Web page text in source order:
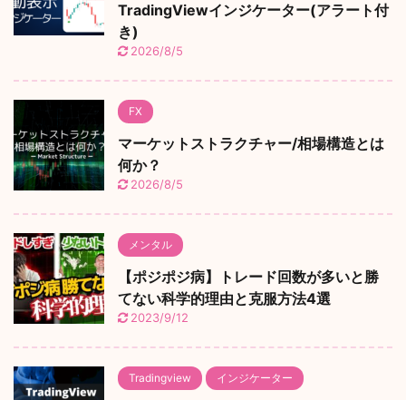
TradingViewインジケーター(アラート付
き)
2026/8/5
FX
マーケットストラクチャー/相場構造とは
何か？
2026/8/5
メンタル
【ポジポジ病】トレード回数が多いと勝
てない科学的理由と克服方法4選
2023/9/12
Tradingview インジケーター